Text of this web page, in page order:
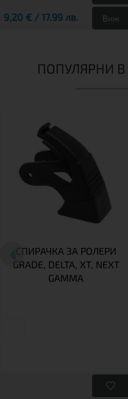
9,20 € / 17.99 лв. Виж
ПОПУЛЯРНИ В
СПИРАЧКА ЗА РОЛЕРИ
GRADE, DELTA, XT, NEXT
GAMMA